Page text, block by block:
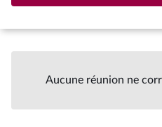
Aucune réunion ne